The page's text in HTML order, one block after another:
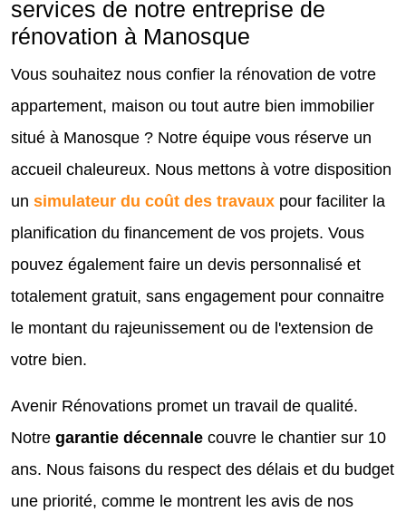
services de notre entreprise de
rénovation à Manosque
Vous souhaitez nous confier la rénovation de votre
appartement, maison ou tout autre bien immobilier
situé à Manosque ? Notre équipe vous réserve un
accueil chaleureux. Nous mettons à votre disposition
un simulateur du coût des travaux pour faciliter la
planification du financement de vos projets. Vous
pouvez également faire un devis personnalisé et
totalement gratuit, sans engagement pour connaitre
le montant du rajeunissement ou de l'extension de
votre bien.
Avenir Rénovations promet un travail de qualité.
Notre garantie décennale couvre le chantier sur 10
ans. Nous faisons du respect des délais et du budget
une priorité, comme le montrent les avis de nos